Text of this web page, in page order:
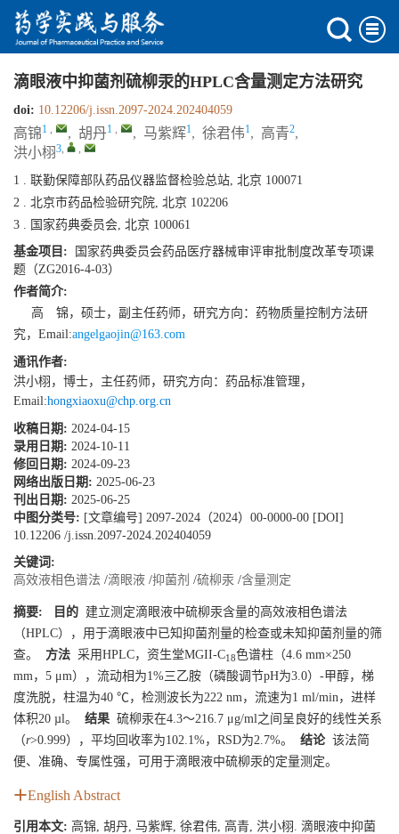
滴眼液中抑菌剂硫柳汞的HPLC含量测定方法研究
doi: 10.12206/j.issn.2097-2024.202404059
高锦1 , , 胡丹1 , , 马紫辉1, 徐君伟1, 高青2,
洪小栩3, ,
1 . 联勤保障部队药品仪器监督检验总站, 北京 100071
2 . 北京市药品检验研究院, 北京 102206
3 . 国家药典委员会, 北京 100061
基金项目: 国家药典委员会药品医疗器械审评审批制度改革专项课
题（ZG2016-4-03）
作者简介:
高 锦，硕士，副主任药师，研究方向：药物质量控制方法研
究，Email:angelgaojin@163.com
通讯作者:
洪小栩，博士，主任药师，研究方向：药品标准管理，
Email:hongxiaoxu@chp.org.cn
收稿日期: 2024-04-15
录用日期: 2024-10-11
修回日期: 2024-09-23
网络出版日期: 2025-06-23
刊出日期: 2025-06-25
中图分类号: [文章编号] 2097-2024（2024）00-0000-00 [DOI]
10.12206 /j.issn.2097-2024.202404059
关键词:
高效液相色谱法 /滴眼液 /抑菌剂 /硫柳汞 /含量测定
摘要: 目的 建立测定滴眼液中硫柳汞含量的高效液相色谱法
（HPLC），用于滴眼液中已知抑菌剂量的检查或未知抑菌剂量的筛
查。
方法 采用HPLC，资生堂MGII-C18色谱柱（4.6 mm×250
mm，5 μm），流动相为1%三乙胺（磷酸调节pH为3.0）-甲醇，梯
度洗脱，柱温为40 ℃，检测波长为222 nm，流速为1 ml/min，进样
体积20 µl。
结果 硫柳汞在4.3～216.7 μg/ml之间呈良好的线性关系
（r>0.999），平均回收率为102.1%，RSD为2.7%。 结论该法简
便、准确、专属性强，可用于滴眼液中硫柳汞的定量测定。
English Abstract
引用本文: 高锦, 胡丹, 马紫辉, 徐君伟, 高青, 洪小栩. 滴眼液中抑菌